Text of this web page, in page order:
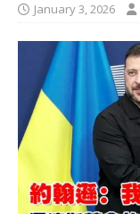
January 3, 2026